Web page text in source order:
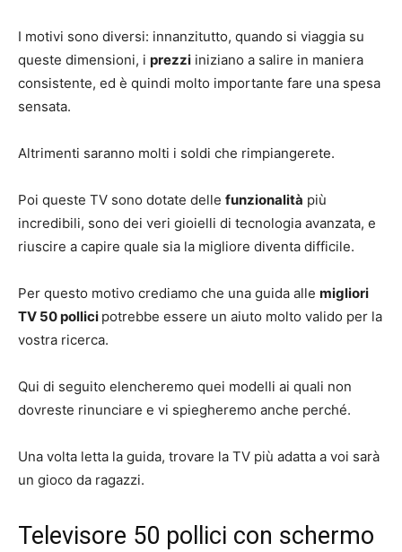
I motivi sono diversi: innanzitutto, quando si viaggia su
queste dimensioni, i prezzi iniziano a salire in maniera
consistente, ed è quindi molto importante fare una spesa
sensata.
Altrimenti saranno molti i soldi che rimpiangerete.
Poi queste TV sono dotate delle funzionalità più
incredibili, sono dei veri gioielli di tecnologia avanzata, e
riuscire a capire quale sia la migliore diventa difficile.
Per questo motivo crediamo che una guida alle migliori
TV 50 pollici potrebbe essere un aiuto molto valido per la
vostra ricerca.
Qui di seguito elencheremo quei modelli ai quali non
dovreste rinunciare e vi spiegheremo anche perché.
Una volta letta la guida, trovare la TV più adatta a voi sarà
un gioco da ragazzi.
Televisore 50 pollici con schermo